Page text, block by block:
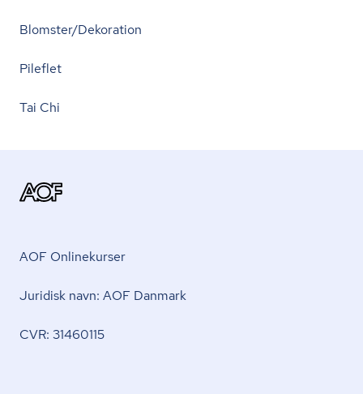
Blomster/Dekoration
Pileflet
Tai Chi
AOF Onlinekurser
Juridisk navn: AOF Danmark
CVR: 31460115